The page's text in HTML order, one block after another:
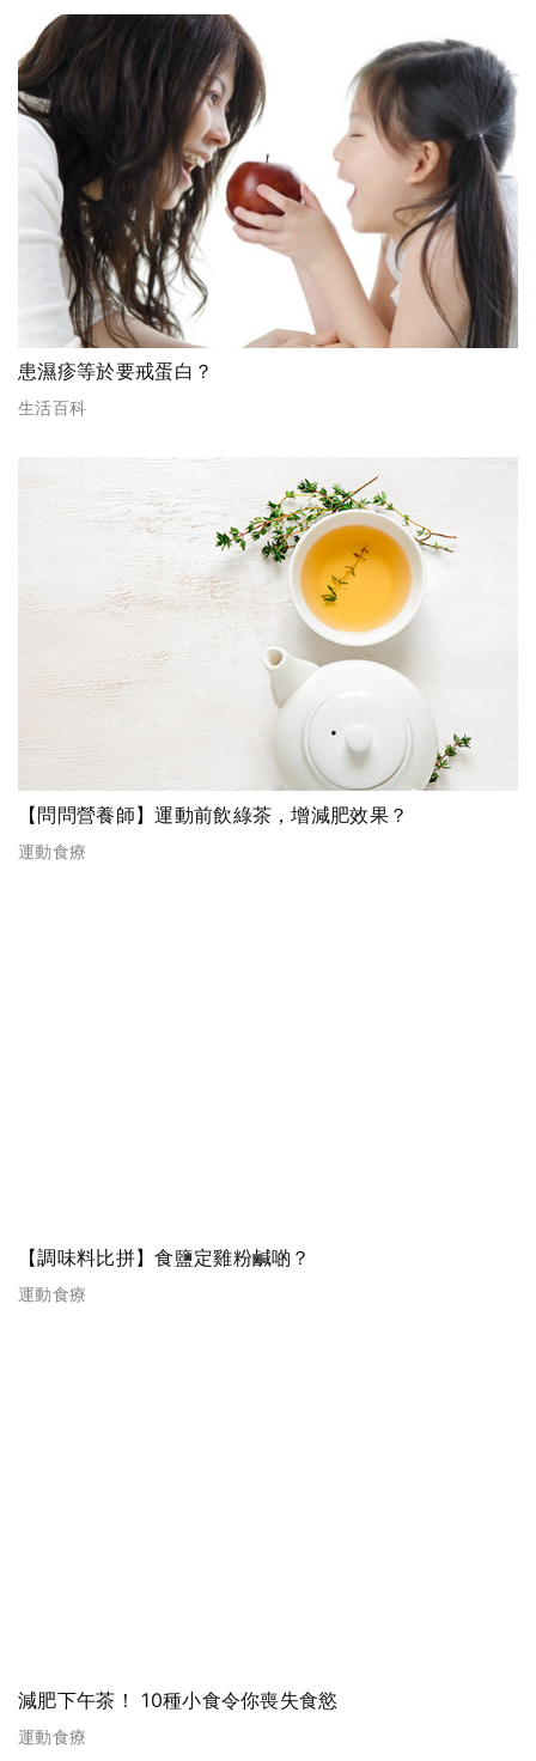
患濕疹等於要戒蛋白？
生活百科
【問問營養師】運動前飲綠茶，增減肥效果？
運動食療
【調味料比拼】食鹽定雞粉鹹啲？
運動食療
減肥下午茶！ 10種小食令你喪失食慾
運動食療